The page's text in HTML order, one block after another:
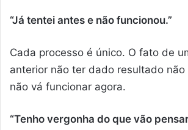
“Já tentei antes e não funcionou.”
Cada processo é único. O fato de
anterior não ter dado resultado não
não vá funcionar agora.
“Tenho vergonha do que vão